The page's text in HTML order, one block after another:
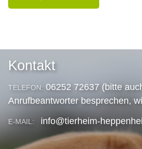
Kontakt
TELEFON: 06252 72637 (bitte
Anrufbeantworter besprechen,
E-MAIL: info@tierheim-